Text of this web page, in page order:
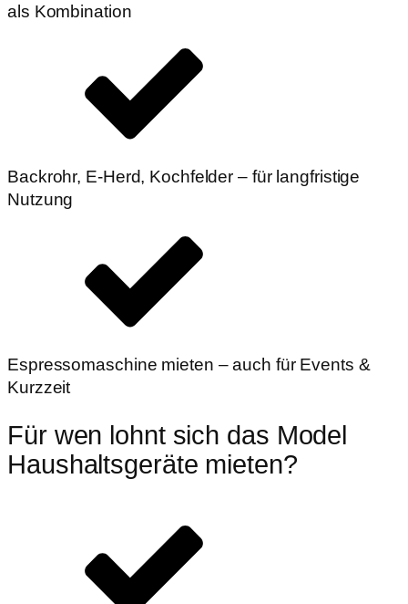
als Kombination
Backrohr, E-Herd, Kochfelder – für langfristige
Nutzung
Espressomaschine mieten – auch für Events &
Kurzzeit
Für wen lohnt sich das Model
Haushaltsgeräte mieten?